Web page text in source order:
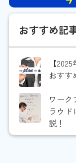
おすすめ記
【
おすす
ワー
ラウ
説！